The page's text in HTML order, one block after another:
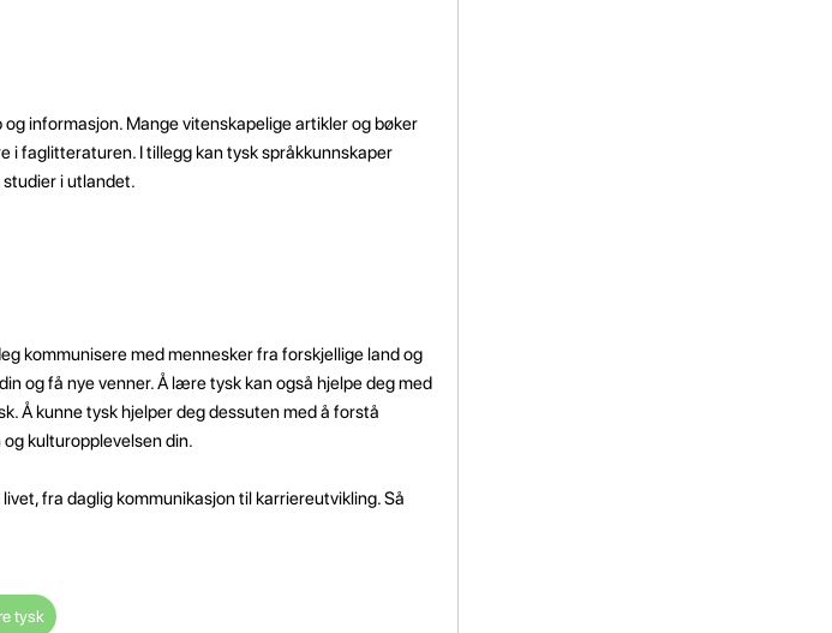
informasjon. Mange vitenskapelige artikler og bøker
i faglitteraturen. I tillegg kan tysk språkkunnskaper
i utlandet.
kommunisere med mennesker fra forskjellige land og
og få nye venner. Å lære tysk kan også hjelpe deg med
Å kunne tysk hjelper deg dessuten med å forstå
kulturopplevelsen din.
fra daglig kommunikasjon til karriereutvikling. Så
tysk